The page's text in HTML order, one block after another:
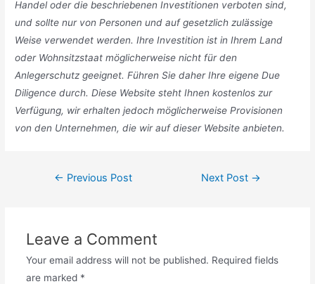
Handel oder die beschriebenen Investitionen verboten sind,
und sollte nur von Personen und auf gesetzlich zulässige
Weise verwendet werden. Ihre Investition ist in Ihrem Land
oder Wohnsitzstaat möglicherweise nicht für den
Anlegerschutz geeignet. Führen Sie daher Ihre eigene Due
Diligence durch. Diese Website steht Ihnen kostenlos zur
Verfügung, wir erhalten jedoch möglicherweise Provisionen
von den Unternehmen, die wir auf dieser Website anbieten.
Post← Previous Post Next Post →
Leave a Comment
Your email address will not be published. Required fields
are marked *